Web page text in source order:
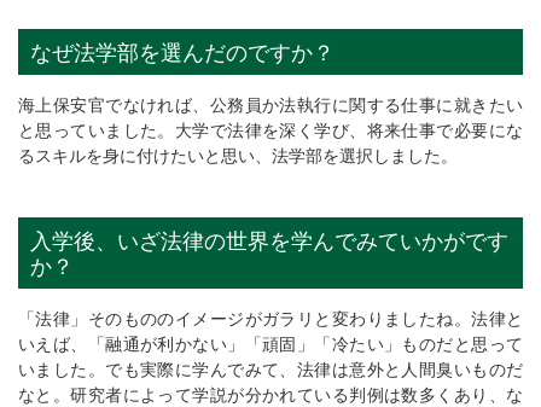
なぜ法学部を選んだのですか？
海上保安官でなければ、公務員か法執行に関する仕事に就きたい
と思っていました。大学で法律を深く学び、将来仕事で必要にな
るスキルを身に付けたいと思い、法学部を選択しました。
入学後、いざ法律の世界を学んでみていかがです
か？
「法律」そのもののイメージがガラリと変わりましたね。法律と
いえば、「融通が利かない」「頑固」「冷たい」ものだと思って
いました。でも実際に学んでみて、法律は意外と人間臭いものだ
なと。研究者によって学説が分かれている判例は数多くあり、な